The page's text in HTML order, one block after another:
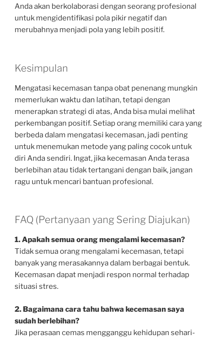
Anda akan berkolaborasi dengan seorang profesional
untuk mengidentifikasi pola pikir negatif dan
merubahnya menjadi pola yang lebih positif.
Kesimpulan
Mengatasi kecemasan tanpa obat penenang mungkin
memerlukan waktu dan latihan, tetapi dengan
menerapkan strategi di atas, Anda bisa mulai melihat
perkembangan positif. Setiap orang memiliki cara yang
berbeda dalam mengatasi kecemasan, jadi penting
untuk menemukan metode yang paling cocok untuk
diri Anda sendiri. Ingat, jika kecemasan Anda terasa
berlebihan atau tidak tertangani dengan baik, jangan
ragu untuk mencari bantuan profesional.
FAQ (Pertanyaan yang Sering Diajukan)
1. Apakah semua orang mengalami kecemasan?
Tidak semua orang mengalami kecemasan, tetapi
banyak yang merasakannya dalam berbagai bentuk.
Kecemasan dapat menjadi respon normal terhadap
situasi stres.
2. Bagaimana cara tahu bahwa kecemasan saya
sudah berlebihan?
Jika perasaan cemas mengganggu kehidupan sehari-